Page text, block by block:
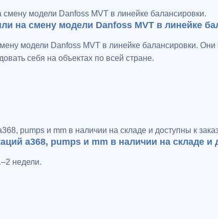
на смену модели Danfoss MVT в линейке
модели Danfoss MVT в линейке балансировки.
себя на объектах по всей стране.
a368, pumps и mm в наличии на складе и
недели.